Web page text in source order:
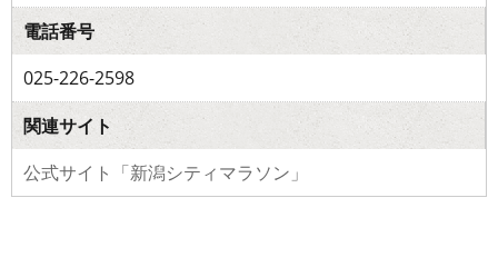
電話番号
025-226-2598
関連サイト
公式サイト「新潟シティマラソン」